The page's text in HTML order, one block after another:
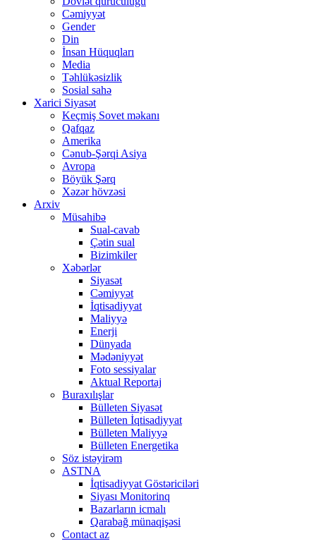
Cəmiyyət
Gender
Din
İnsan Hüquqları
Media
Təhlükəsizlik
Sosial sahə
Xarici Siyasət
Keçmiş Sovet məkanı
Qafqaz
Amerika
Cənub-Şərqi Asiya
Avropa
Böyük Şərq
Xəzər hövzəsi
Arxiv
Müsahibə
Sual-cavab
Çətin sual
Bizimkiler
Xəbərlər
Siyasət
Cəmiyyət
İqtisadiyyat
Maliyyə
Enerji
Dünyada
Mədəniyyət
Foto sessiyalar
Aktual Reportaj
Buraxılışlar
Bülleten Siyasət
Bülleten İqtisadiyyat
Bülleten Maliyyə
Bülleten Energetika
Söz istəyirəm
ASTNA
İqtisadiyyat Göstəriciləri
Siyası Monitorinq
Bazarların icmalı
Qarabağ münaqişəsi
Contact az